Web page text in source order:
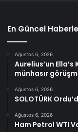
En Güncel
Ağustos 6, 2026
Aurelius’un
münhasır
Ağustos 6, 2026
SOLOTÜRK
Ağustos 6, 2026
Ham Petrol WTI